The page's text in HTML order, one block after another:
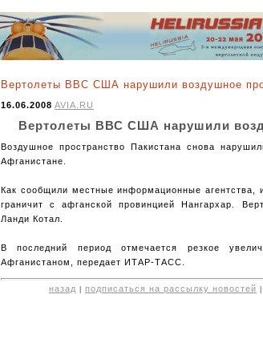
Вертолеты ВВС США нарушили воздушное
16.06.2008 AVIA.RU
Вертолеты ВВС США нарушили
Воздушное пространство Пакистана снова
Афганистане.
Как сообщили местные информационные агентства,
граничит с афганской провинцией Нангархар.
Ланди Котал.
В последний период отмечается резкое
Афганистаном, передает ИТАР-ТАСС.
назад подписаться на рассылку новостей